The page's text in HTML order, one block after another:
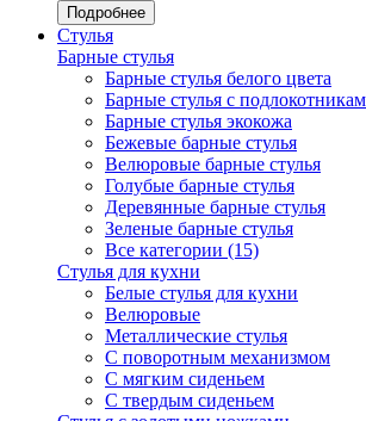
Подробнее
Стулья
Барные стулья
Барные стулья белого цвета
Барные стулья с
Барные стулья экокожа
Бежевые барные стулья
Велюровые барные стулья
Голубые барные стулья
Деревянные барные стулья
Зеленые барные стулья
Все категории (15)
Стулья для кухни
Белые стулья для кухни
Велюровые
Металлические стулья
С поворотным механизмом
С мягким сиденьем
С твердым сиденьем